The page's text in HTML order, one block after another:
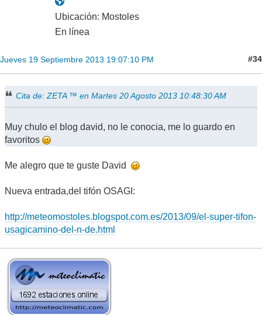
Ubicación: Mostoles
En línea
Jueves 19 Septiembre 2013 19:07:10 PM #34
Cita de: ZETA ™ en Martes 20 Agosto 2013 10:48:30 AM
Muy chulo el blog david, no le conocia, me lo guardo en
favoritos
Me alegro que te guste David
Nueva entrada,del tifón OSAGI:
http://meteomostoles.blogspot.com.es/2013/09/el-super-tifon-
usagicamino-del-n-de.html